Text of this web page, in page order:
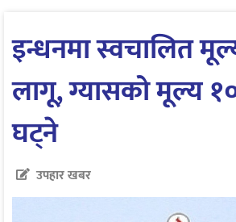
इन्धनमा स्वचालित
लागू, ग्यासको मूल्य
घट्ने
उपहार खबर